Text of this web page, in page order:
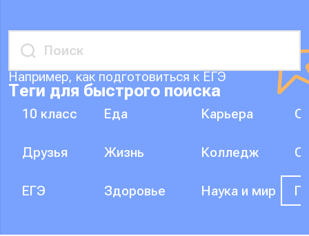
Например, как подготовиться к ЕГЭ
Теги для быстрого поиска
10 класс
Друзья
ЕГЭ
Еда
Жизнь
Здоровье
Карьера
Колледж
Наука и мир